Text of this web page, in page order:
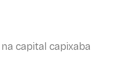
capital capixaba